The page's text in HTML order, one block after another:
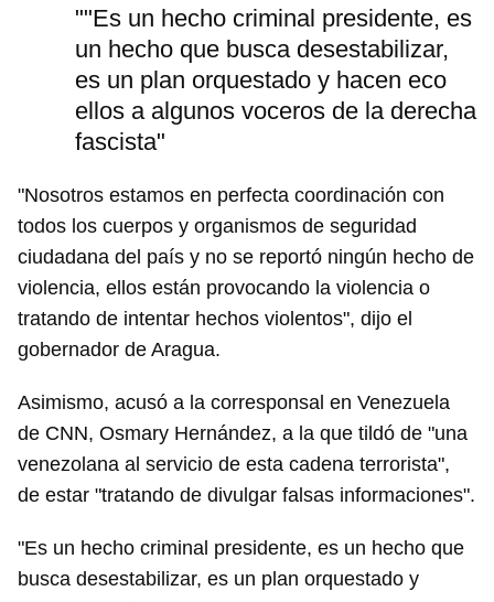
""Es un hecho criminal presidente, es
un hecho que busca desestabilizar,
es un plan orquestado y hacen eco
ellos a algunos voceros de la derecha
fascista"
"Nosotros estamos en perfecta coordinación con
todos los cuerpos y organismos de seguridad
ciudadana del país y no se reportó ningún hecho de
violencia, ellos están provocando la violencia o
tratando de intentar hechos violentos", dijo el
gobernador de Aragua.
Asimismo, acusó a la corresponsal en Venezuela
de CNN, Osmary Hernández, a la que tildó de "una
venezolana al servicio de esta cadena terrorista",
de estar "tratando de divulgar falsas informaciones".
"Es un hecho criminal presidente, es un hecho que
busca desestabilizar, es un plan orquestado y